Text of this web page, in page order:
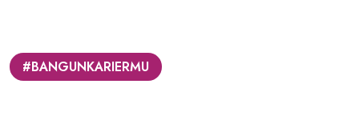
#BANGUNKARIERMU